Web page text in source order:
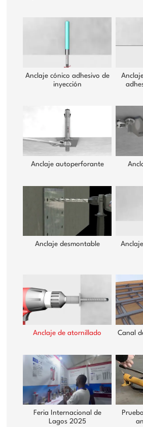
Anclaje cónico adhesivo de
inyección
Anclaje autoperforante
Anclaje desmontable
Anclaje de atornillado Canal
Feria Internacional de
Lagos 2025